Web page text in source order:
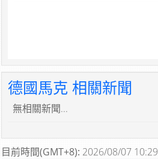
德國馬克 相關新聞
無相關新聞...
目前時間(GMT+8): 2026/08/07 10:29